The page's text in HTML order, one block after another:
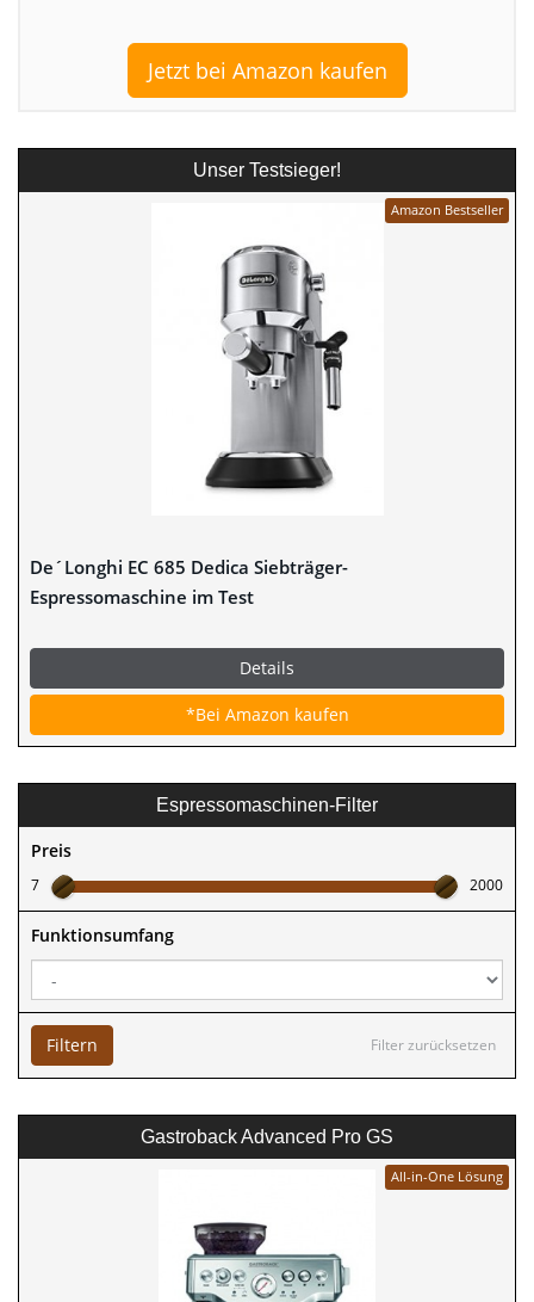
Jetzt bei Amazon kaufen
Unser Testsieger!
Amazon Bestseller
De´Longhi EC 685 Dedica Siebträger-
Espressomaschine im Test
Details
*Bei Amazon kaufen
Espressomaschinen-Filter
Preis
7 2000
Funktionsumfang
Filter zurücksetzen
Filtern
Gastroback Advanced Pro GS
All-in-One Lösung